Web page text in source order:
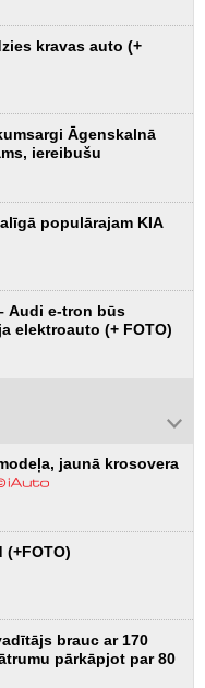
kravas auto (+
Āgenskalnā
iereibušu
populārajam KIA
Audi e-tron būs
elektroauto (+ FOTO)
jaunā krosovera
brauc ar 170
pārkāpjot par 80